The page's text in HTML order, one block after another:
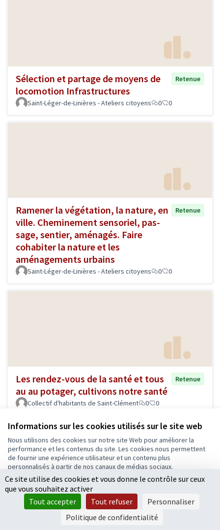
Informations sur les cookies utilisés sur le site web
Nous utilisons des cookies sur notre site Web pour améliorer la
performance et les contenus du site. Les cookies nous permettent
de fournir une expérience utilisateur et un contenu plus
personnalisés à partir de nos canaux de médias sociaux.
Tout accepter
Accepter seulement les cookies essentiels
Paramètres
Sélection et partage de moyens de
locomotion Infrastructures
Retenue
Saint-Léger-de-Linières - Ateliers citoyens 0 0
Ramener la végétation, la nature, en
ville. Cheminement sensoriel, pas-
sage, sentier, aménagés. Faire
cohabiter la nature et les
aménagements urbains
Retenue
Saint-Léger-de-Linières - Ateliers citoyens 0 0
Les rendez-vous de la santé et tous
au au potager, cultivons notre santé
Retenue
Collectif d'habitants de Saint-Clément 0 0
Valoriser et développer les modes de
déplacements alternatifs à la voiture
Ce site utilise des cookies et vous donne le contrôle sur ceux
que vous souhaitez activer
Tout accepter
Tout refuser
Personnaliser
Politique de confidentialité